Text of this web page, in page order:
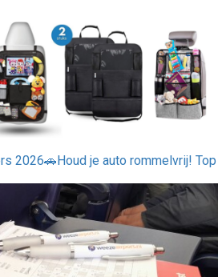
2026🚗Houd je auto rommelvrij! Top